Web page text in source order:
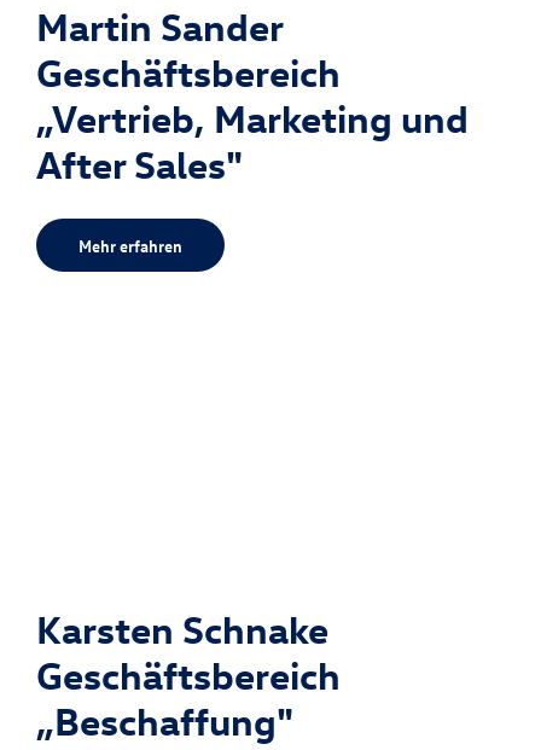
Martin Sander
Geschäftsbereich
„Vertrieb, Marketing und
After Sales"
Mehr erfahren
Karsten Schnake
Geschäftsbereich
„Beschaffung"